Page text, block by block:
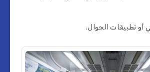
أو تطبيقات الجوال.